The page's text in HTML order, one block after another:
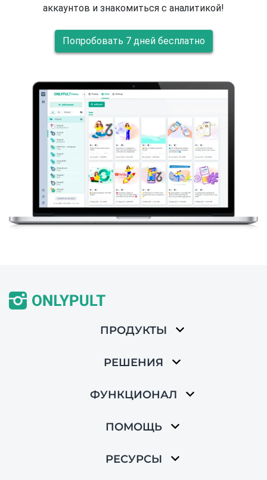
аккаунтов и знакомиться с аналитикой!
Попробовать 7 дней бесплатно
ПРОДУКТЫ
РЕШЕНИЯ
ФУНКЦИОНАЛ
ПОМОЩЬ
РЕСУРСЫ